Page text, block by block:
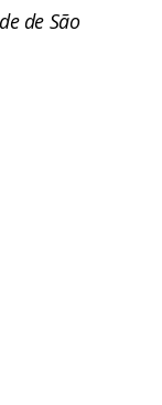
de São